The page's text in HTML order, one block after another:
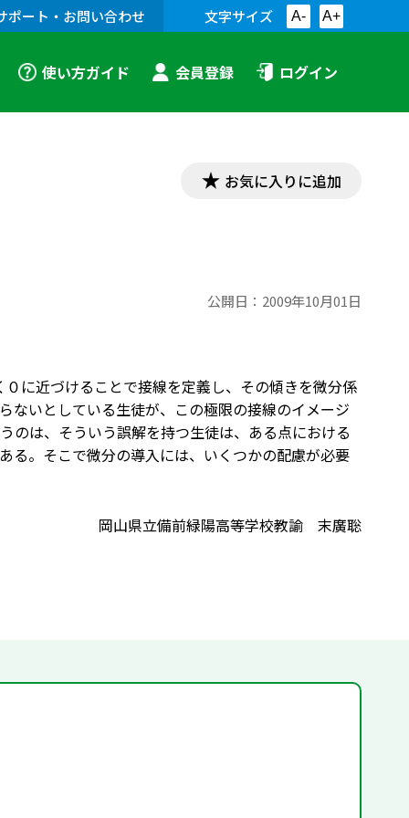
ポート・お問い合わせ 文字サイズ A- A+
使い方ガイド 会員登録 ログイン
お気に入りに追加
公開日： 2009年10月01日
に近づけることで接線を定義し、その傾きを微分係
ないとしている生徒が、この極限の接線のイメージ
のは、そういう誤解を持つ生徒は、ある点における
る。そこで微分の導入には、いくつかの配慮が必要
岡山県立備前緑陽高等学校教諭 末廣聡